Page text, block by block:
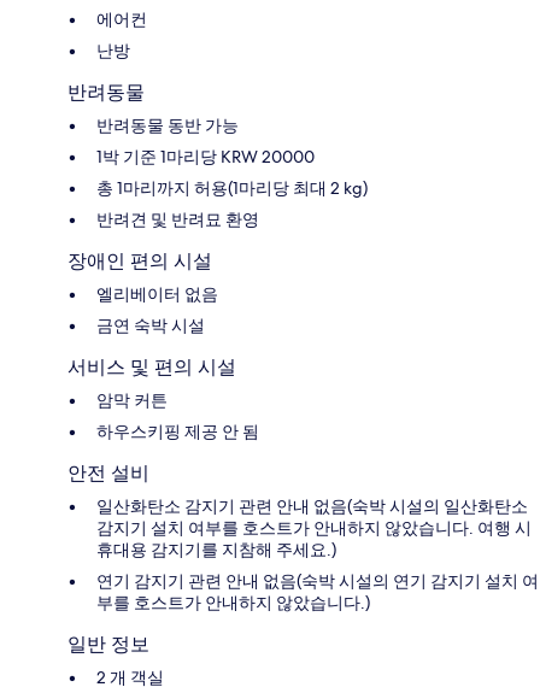
에어컨
난방
반려동물
반려동물 동반 가능
1박 기준 1마리당 KRW 20000
총 1마리까지 허용(1마리당 최대 2 kg)
반려견 및 반려묘 환영
장애인 편의 시설
엘리베이터 없음
금연 숙박 시설
서비스 및 편의 시설
암막 커튼
하우스키핑 제공 안 됨
안전 설비
일산화탄소 감지기 관련 안내 없음(숙박 시설의 일산화탄소
감지기 설치 여부를 호스트가 안내하지 않았습니다. 여행 시
휴대용 감지기를 지참해 주세요.)
연기 감지기 관련 안내 없음(숙박 시설의 연기 감지기 설치 여
부를 호스트가 안내하지 않았습니다.)
일반 정보
2 개 객실